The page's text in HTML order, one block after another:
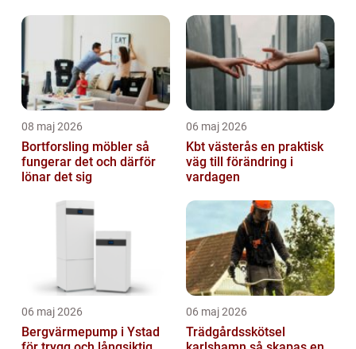
08 maj 2026
Bortforsling möbler så
fungerar det och därför
lönar det sig
06 maj 2026
Kbt västerås en praktisk
väg till förändring i
vardagen
06 maj 2026
Bergvärmepump i Ystad
06 maj 2026
Trädgårdsskötsel